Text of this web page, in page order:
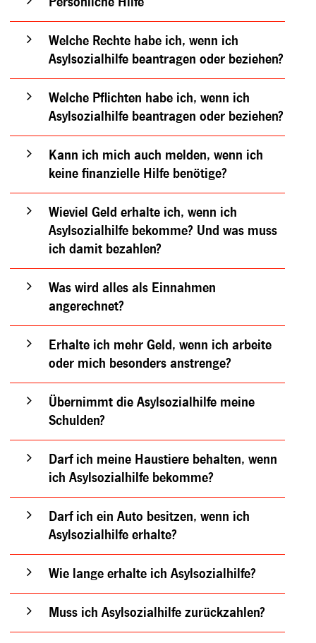
Welche Rechte habe ich, wenn ich
Asylsozialhilfe beantragen oder beziehen?
Welche Pflichten habe ich, wenn ich
Asylsozialhilfe beantragen oder beziehen?
Kann ich mich auch melden, wenn ich
keine finanzielle Hilfe benötige?
Wieviel Geld erhalte ich, wenn ich
Asylsozialhilfe bekomme? Und was muss
ich damit bezahlen?
Was wird alles als Einnahmen
angerechnet?
Erhalte ich mehr Geld, wenn ich arbeite
oder mich besonders anstrenge?
Übernimmt die Asylsozialhilfe meine
Schulden?
Darf ich meine Haustiere behalten, wenn
ich Asylsozialhilfe bekomme?
Darf ich ein Auto besitzen, wenn ich
Asylsozialhilfe erhalte?
Wie lange erhalte ich Asylsozialhilfe?
Muss ich Asylsozialhilfe zurückzahlen?